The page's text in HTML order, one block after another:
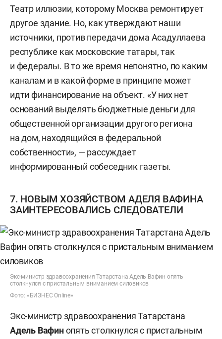
Театр иллюзии, которому Москва ремонтирует
другое здание. Но, как утверждают наши
источники, против передачи дома Асадуллаева
республике как московские татары, так
и федералы. В то же время непонятно, по каким
каналам и в какой форме в принципе может
идти финансирование на объект. «У них нет
оснований выделять бюджетные деньги для
общественной организации другого региона
на дом, находящийся в федеральной
собственности», — рассуждает
информированный собеседник газеты.
7. НОВЫМ ХОЗЯЙСТВОМ АДЕЛЯ ВАФИНА
ЗАИНТЕРЕСОВАЛИСЬ СЛЕДОВАТЕЛИ
Экс-министр здравоохранения Татарстана Адель Вафин опять
столкнулся с пристальным вниманием силовиков
Фото: «БИЗНЕС Online»
Экс-министр здравоохранения Татарстана
Адель Вафинопять столкнулся с пристальным